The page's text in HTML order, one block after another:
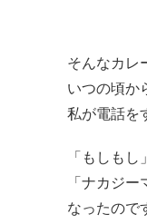
そんなカレ
いつの頃か
私が電話を
「もしもし
「ナカジ
なったので